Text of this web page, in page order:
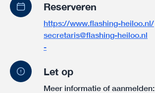
Reserveren
https://www.flashing-heiloo.nl/
secretaris@flashing-heiloo.nl
-
Let op
Meer informatie of aanmelden: